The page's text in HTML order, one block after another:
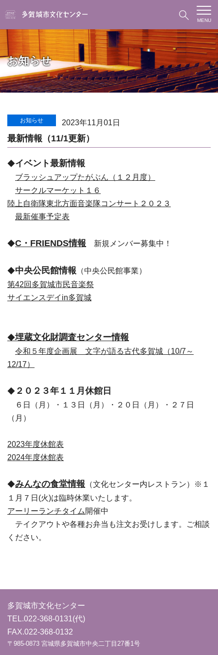
MENU
お知らせ
お知らせ 2023年11月01日
最新情報（11/1更新）
◆イベント最新情報
ブラッシュアップたがぶん（１２月度）
サークルマーケット１６
陸上自衛隊東北方面音楽隊コンサート２０２３
最新催事予定表
◆C・FRIENDS情報 新規メンバー募集中！
◆中央公民館情報 （中央公民館事業）
第42回多賀城市民音楽祭
サイエンスデイin多賀城
◆埋蔵文化財調査センター情報
令和５年度企画展 文字が語る古代多賀城（10/7～
12/17）
◆ ２０２３年１１月休館日
６日（月）・１３日（月）・２０日（月）・２７日
（月）
2023年度休館表
2024年度休館表
◆みんなの食堂情報 （文化センター内レストラン）※１
１月７日(火)は臨時休業いたします。
アーリーランチタイム 開催中
テイクアウトや各種お弁当も注文お受けします。ご相談
ください。
多賀城市文化センター
TEL.022-368-0131(代)
FAX.022-368-0132
〒985-0873 宮城県多賀城市中央二丁目27番1号